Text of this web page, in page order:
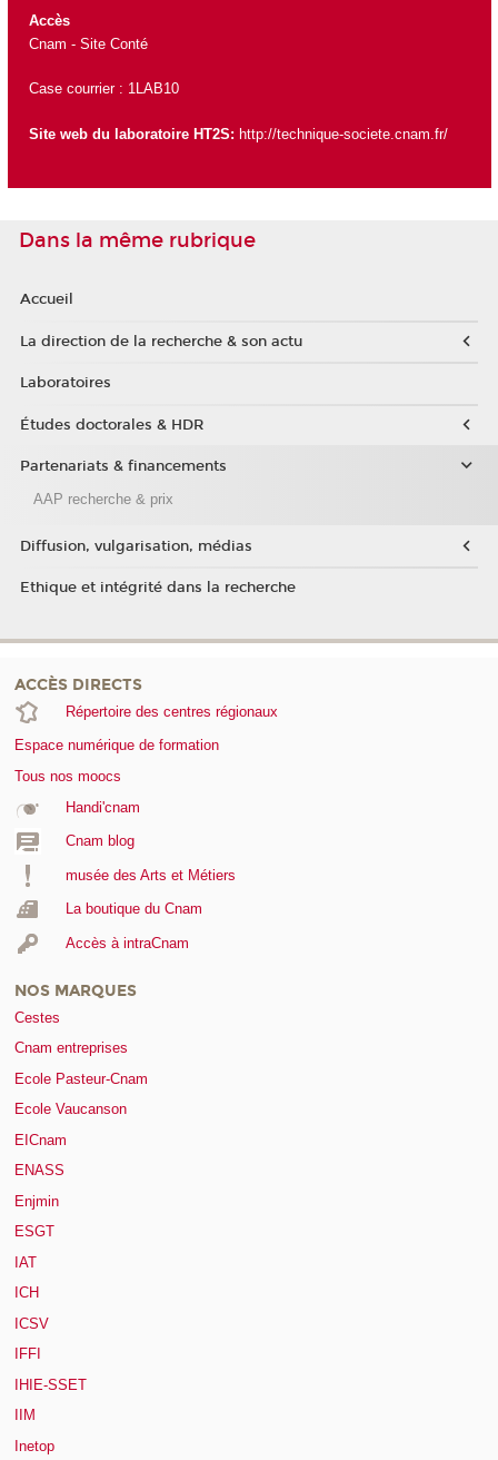
Accès
Cnam - Site Conté
Case courrier : 1LAB10
Site web du laboratoire HT2S: http://technique-societe.cnam.fr/
Dans la même rubrique
Accueil
La direction de la recherche & son actu
Laboratoires
Études doctorales & HDR
Partenariats & financements
AAP recherche & prix
Diffusion, vulgarisation, médias
Ethique et intégrité dans la recherche
ACCÈS DIRECTS
Répertoire des centres régionaux
Espace numérique de formation
Tous nos moocs
Handi'cnam
Cnam blog
musée des Arts et Métiers
La boutique du Cnam
Accès à intraCnam
NOS MARQUES
Cestes
Cnam entreprises
Ecole Pasteur-Cnam
Ecole Vaucanson
EICnam
ENASS
Enjmin
ESGT
IAT
ICH
ICSV
IFFI
IHIE-SSET
IIM
Inetop